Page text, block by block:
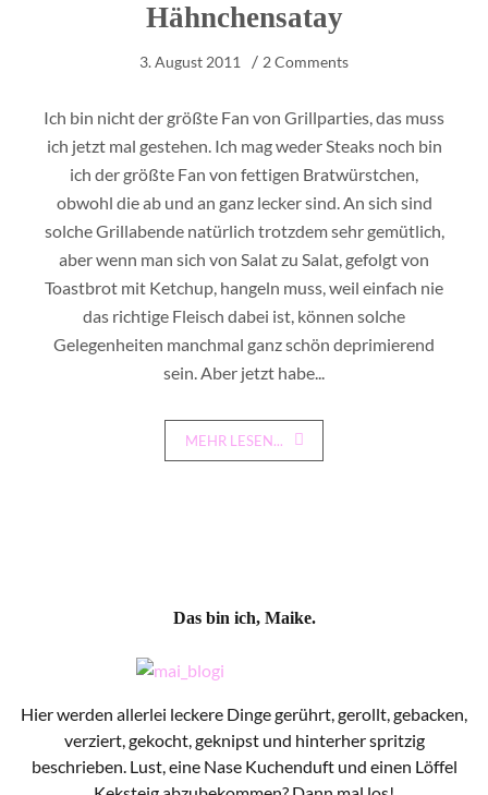
Hähnchensatay
3. August 2011 2 Comments
Ich bin nicht der größte Fan von Grillparties, das muss
ich jetzt mal gestehen. Ich mag weder Steaks noch bin
ich der größte Fan von fettigen Bratwürstchen,
obwohl die ab und an ganz lecker sind. An sich sind
solche Grillabende natürlich trotzdem sehr gemütlich,
aber wenn man sich von Salat zu Salat, gefolgt von
Toastbrot mit Ketchup, hangeln muss, weil einfach nie
das richtige Fleisch dabei ist, können solche
Gelegenheiten manchmal ganz schön deprimierend
sein. Aber jetzt habe...
MEHR LESEN...
Das bin ich, Maike.
Hier werden allerlei leckere Dinge gerührt, gerollt, gebacken,
verziert, gekocht, geknipst und hinterher spritzig
beschrieben. Lust, eine Nase Kuchenduft und einen Löffel